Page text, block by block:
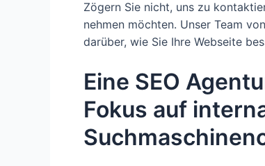
Zögern Sie nicht, uns zu
nehmen möchten. Unser Team
darüber, wie Sie Ihre Webseite
Eine SEO
Fokus auf